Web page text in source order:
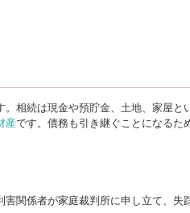
。相続は現金や預貯金、土地、家屋と
産です。債務も引き継ぐことになるた
害関係者が家庭裁判所に申し立て、失